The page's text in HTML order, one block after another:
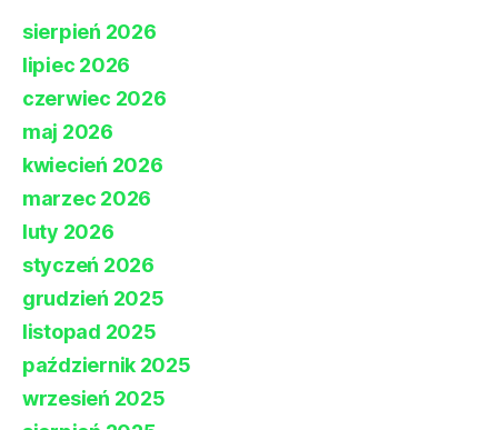
sierpień 2026
lipiec 2026
czerwiec 2026
maj 2026
kwiecień 2026
marzec 2026
luty 2026
styczeń 2026
grudzień 2025
listopad 2025
październik 2025
wrzesień 2025